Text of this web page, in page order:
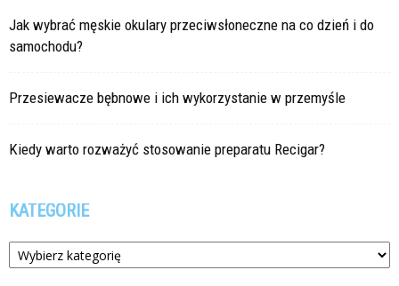
Jak wybrać męskie okulary przeciwsłoneczne na co dzień i do
samochodu?
Przesiewacze bębnowe i ich wykorzystanie w przemyśle
Kiedy warto rozważyć stosowanie preparatu Recigar?
KATEGORIE
Kategorie